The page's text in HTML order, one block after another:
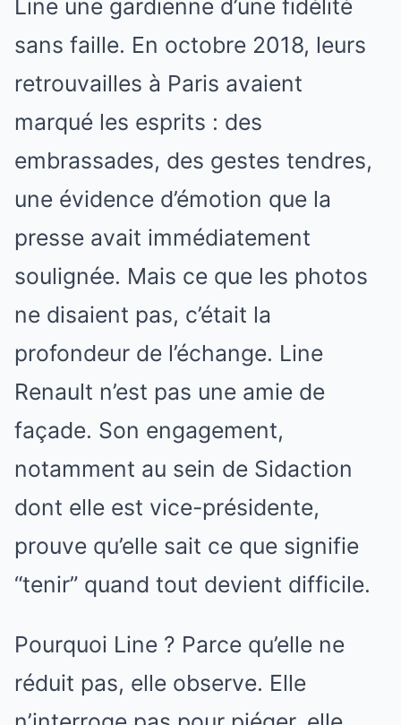
Line une gardienne d’une fidélité
sans faille. En octobre 2018, leurs
retrouvailles à Paris avaient
marqué les esprits : des
embrassades, des gestes tendres,
une évidence d’émotion que la
presse avait immédiatement
soulignée. Mais ce que les photos
ne disaient pas, c’était la
profondeur de l’échange. Line
Renault n’est pas une amie de
façade. Son engagement,
notamment au sein de Sidaction
dont elle est vice-présidente,
prouve qu’elle sait ce que signifie
“tenir” quand tout devient difficile.
Pourquoi Line ? Parce qu’elle ne
réduit pas, elle observe. Elle